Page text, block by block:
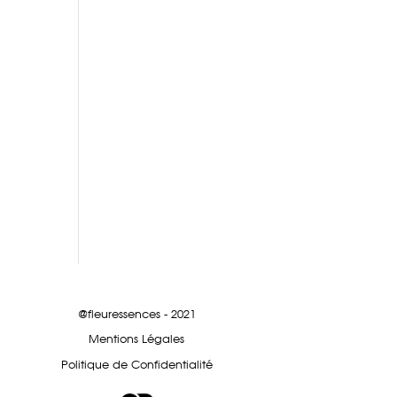
@fleuressences - 2021
Mentions Légales
Politique de Confidentialité